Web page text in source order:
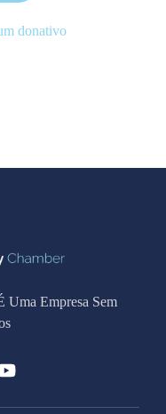
donativo
Uma Empresa Sem